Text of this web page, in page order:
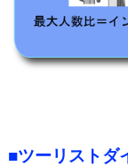
■ツーリストダ